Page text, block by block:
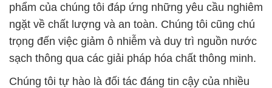
phẩm của chúng tôi đáp ứng những yêu cầu nghiêm
ngặt về chất lượng và an toàn. Chúng tôi cũng chú
trọng đến việc giảm ô nhiễm và duy trì nguồn nước
sạch thông qua các giải pháp hóa chất thông minh.
Chúng tôi tự hào là đối tác đáng tin cậy của nhiều